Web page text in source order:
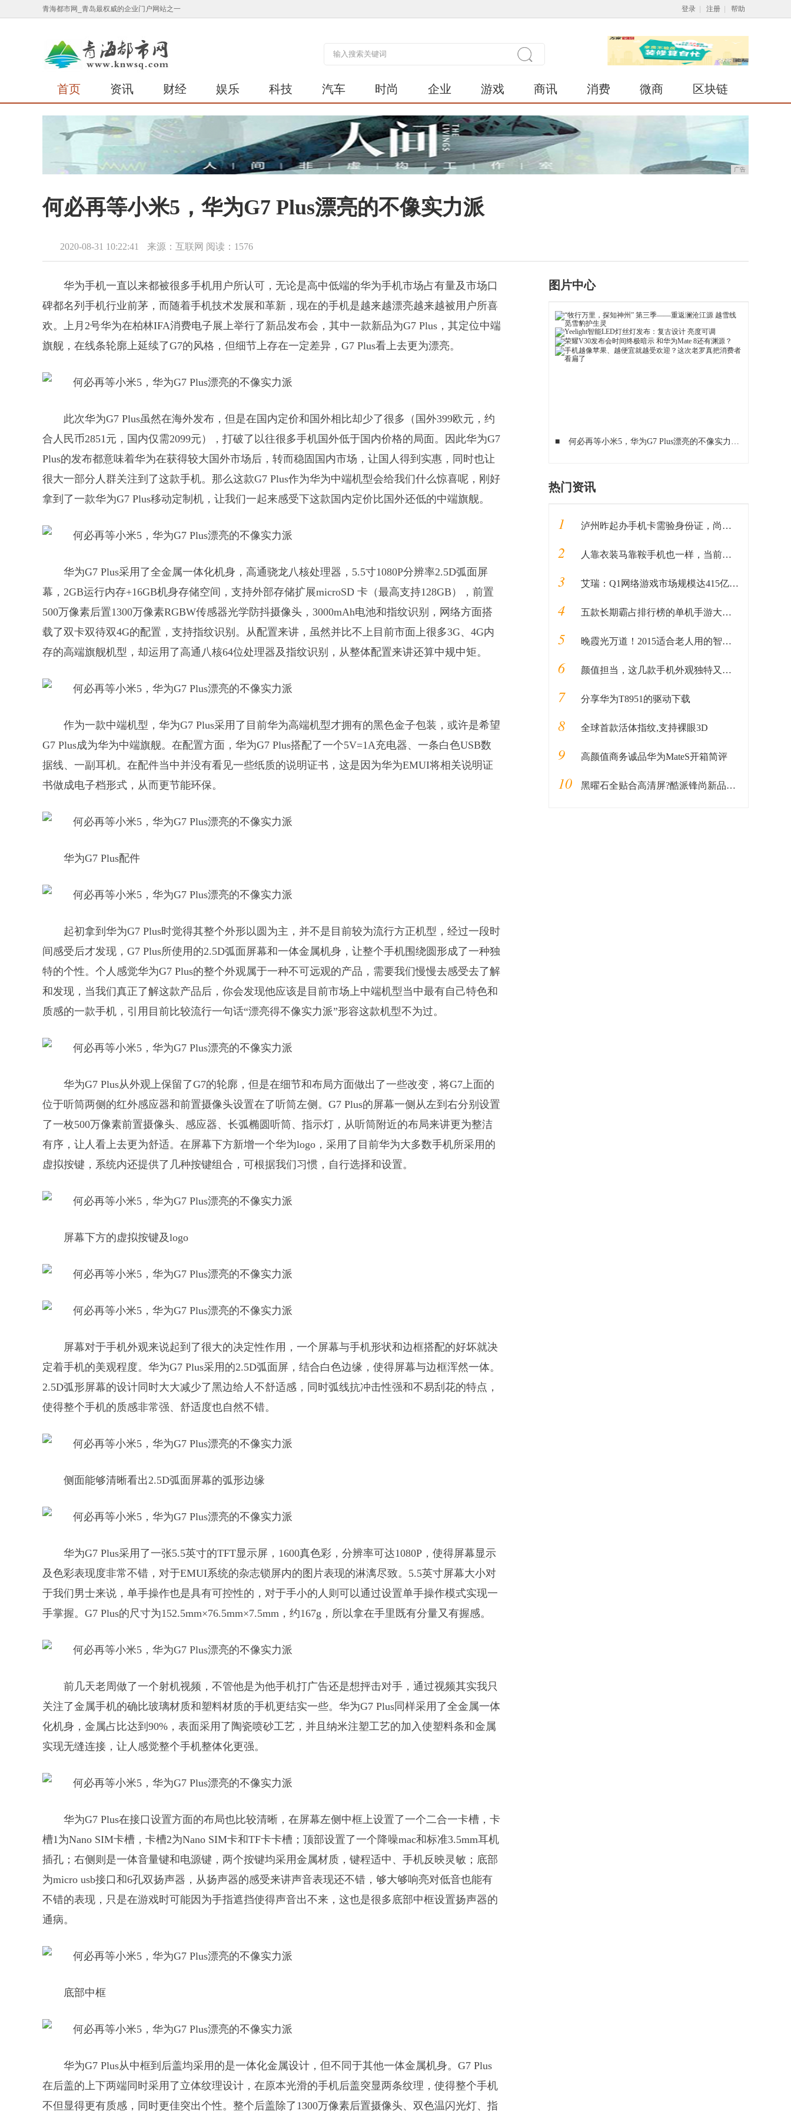
青海都市网_青岛最权威的企业门户网站之一 登录 注册 帮助
首页 资讯 财经 娱乐 科技 汽车 时尚 企业 游戏 商讯 消费 微商 区块链
广告
何必再等小米5，华为G7 Plus漂亮的不像实力派
2020-08-31 10:22:41 来源：互联网 阅读：1576
华为手机一直以来都被很多手机用户所认可，无论是高中低端的华为手机市场占有量及市场口
碑都名列手机行业前茅，而随着手机技术发展和革新，现在的手机是越来越漂亮越来越被用户所喜
欢。上月2号华为在柏林IFA消费电子展上举行了新品发布会，其中一款新品为G7 Plus，其定位中端
旗舰，在线条轮廓上延续了G7的风格，但细节上存在一定差异，G7 Plus看上去更为漂亮。
此次华为G7 Plus虽然在海外发布，但是在国内定价和国外相比却少了很多（国外399欧元，约
合人民币2851元，国内仅需2099元），打破了以往很多手机国外低于国内价格的局面。因此华为G7
Plus的发布都意味着华为在获得较大国外市场后，转而稳固国内市场，让国人得到实惠，同时也让
很大一部分人群关注到了这款手机。那么这款G7 Plus作为华为中端机型会给我们什么惊喜呢，刚好
拿到了一款华为G7 Plus移动定制机，让我们一起来感受下这款国内定价比国外还低的中端旗舰。
华为G7 Plus采用了全金属一体化机身，高通骁龙八核处理器，5.5寸1080P分辨率2.5D弧面屏
幕，2GB运行内存+16GB机身存储空间，支持外部存储扩展microSD 卡（最高支持128GB），前置
500万像素后置1300万像素RGBW传感器光学防抖摄像头，3000mAh电池和指纹识别，网络方面搭
载了双卡双待双4G的配置，支持指纹识别。从配置来讲，虽然并比不上目前市面上很多3G、4G内
存的高端旗舰机型，却运用了高通八核64位处理器及指纹识别，从整体配置来讲还算中规中矩。
作为一款中端机型，华为G7 Plus采用了目前华为高端机型才拥有的黑色金子包装，或许是希望
G7 Plus成为华为中端旗舰。在配置方面，华为G7 Plus搭配了一个5V=1A充电器、一条白色USB数
据线、一副耳机。在配件当中并没有看见一些纸质的说明证书，这是因为华为EMUI将相关说明证
书做成电子档形式，从而更节能环保。
华为G7 Plus配件
起初拿到华为G7 Plus时觉得其整个外形以圆为主，并不是目前较为流行方正机型，经过一段时
间感受后才发现，G7 Plus所使用的2.5D弧面屏幕和一体金属机身，让整个手机围绕圆形成了一种独
特的个性。个人感觉华为G7 Plus的整个外观属于一种不可远观的产品，需要我们慢慢去感受去了解
和发现，当我们真正了解这款产品后，你会发现他应该是目前市场上中端机型当中最有自己特色和
质感的一款手机，引用目前比较流行一句话“漂亮得不像实力派”形容这款机型不为过。
华为G7 Plus从外观上保留了G7的轮廓，但是在细节和布局方面做出了一些改变，将G7上面的
位于听筒两侧的红外感应器和前置摄像头设置在了听筒左侧。G7 Plus的屏幕一侧从左到右分别设置
了一枚500万像素前置摄像头、感应器、长弧椭圆听筒、指示灯，从听筒附近的布局来讲更为整洁
有序，让人看上去更为舒适。在屏幕下方新增一个华为logo，采用了目前华为大多数手机所采用的
虚拟按键，系统内还提供了几种按键组合，可根据我们习惯，自行选择和设置。
屏幕下方的虚拟按键及logo
屏幕对于手机外观来说起到了很大的决定性作用，一个屏幕与手机形状和边框搭配的好坏就决
定着手机的美观程度。华为G7 Plus采用的2.5D弧面屏，结合白色边缘，使得屏幕与边框浑然一体。
2.5D弧形屏幕的设计同时大大减少了黑边给人不舒适感，同时弧线抗冲击性强和不易刮花的特点，
使得整个手机的质感非常强、舒适度也自然不错。
侧面能够清晰看出2.5D弧面屏幕的弧形边缘
华为G7 Plus采用了一张5.5英寸的TFT显示屏，1600真色彩，分辨率可达1080P，使得屏幕显示
及色彩表现度非常不错，对于EMUI系统的杂志锁屏内的图片表现的淋漓尽致。5.5英寸屏幕大小对
于我们男士来说，单手操作也是具有可控性的，对于手小的人则可以通过设置单手操作模式实现一
手掌握。G7 Plus的尺寸为152.5mm×76.5mm×7.5mm，约167g，所以拿在手里既有分量又有握感。
前几天老周做了一个射机视频，不管他是为他手机打广告还是想抨击对手，通过视频其实我只
关注了金属手机的确比玻璃材质和塑料材质的手机更结实一些。华为G7 Plus同样采用了全金属一体
化机身，金属占比达到90%，表面采用了陶瓷喷砂工艺，并且纳米注塑工艺的加入使塑料条和金属
实现无缝连接，让人感觉整个手机整体化更强。
华为G7 Plus在接口设置方面的布局也比较清晰，在屏幕左侧中框上设置了一个二合一卡槽，卡
槽1为Nano SIM卡槽，卡槽2为Nano SIM卡和TF卡卡槽；顶部设置了一个降噪mac和标准3.5mm耳机
插孔；右侧则是一体音量键和电源键，两个按键均采用金属材质，键程适中、手机反映灵敏；底部
为micro usb接口和6孔双扬声器，从扬声器的感受来讲声音表现还不错，够大够响亮对低音也能有
不错的表现，只是在游戏时可能因为手指遮挡使得声音出不来，这也是很多底部中框设置扬声器的
通病。
底部中框
华为G7 Plus从中框到后盖均采用的是一体化金属设计，但不同于其他一体金属机身。G7 Plus
在后盖的上下两端同时采用了立体纹理设计，在原本光滑的手机后盖突显两条纹理，使得整个手机
不但显得更有质感，同时更佳突出个性。整个后盖除了1300万像素后置摄像头、双色温闪光灯、指
图片中心
■ 何必再等小米5，华为G7 Plus漂亮的不像实力派
热门资讯
1 泸州昨起办手机卡需验身份证，尚未实名认证或被停机
2 人靠衣装马靠鞍手机也一样，当前外观和配置都非常漂亮的旗舰手机
3 艾瑞：Q1网络游戏市场规模达415亿 移动游戏占比过半
4 五款长期霸占排行榜的单机手游大作！附下载！
5 晚霞光万道！2015适合老人用的智能手机推荐
6 颜值担当，这几款手机外观独特又新颖
7 分享华为T8951的驱动下载
8 全球首款活体指纹,支持裸眼3D
9 高颜值商务诚品华为MateS开箱简评
10 黑曜石全贴合高清屏?酷派锋尚新品曝光